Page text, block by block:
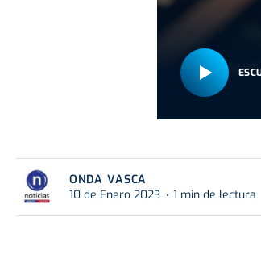
ONDA VASCA
10 de Enero 2023
1 min de lectura